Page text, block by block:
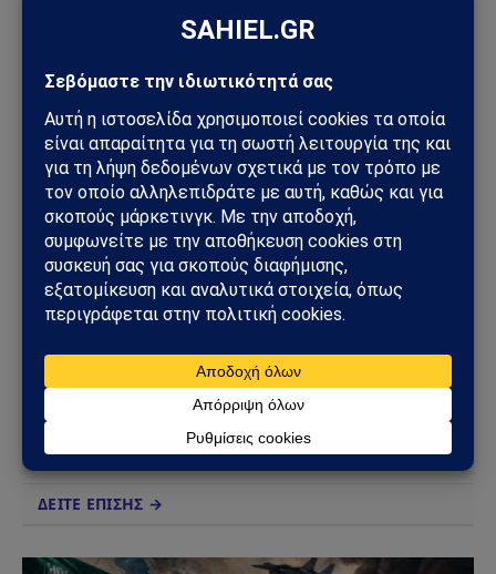
Facebook Twitter Pinterest Tumblr
Sahiel Newsroom
Facebook
X
(Twitter)
PinterestInstagram
Tumblr
και ανάλυσης με έμφαση στη γεωπολιτική, τη διεθνή
ασφάλεια, τα εθνικά ζητήματα και τις διεθνείς εξελίξεις
που επηρεάζουν την Ελλάδα και τον ευρύτερο ελληνισμό.
ΔΕΙΤΕ ΕΠΙΣΗΣ →